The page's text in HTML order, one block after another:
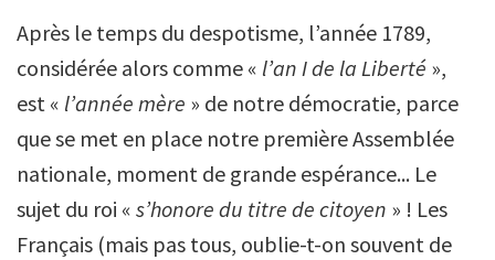
Après le temps du despotisme, l’année 1789,
considérée alors comme « l’an I de la Liberté »,
est « l’année mère » de notre démocratie, parce
que se met en place notre première Assemblée
nationale, moment de grande espérance... Le
sujet du roi « s’honore du titre de citoyen » ! Les
Français (mais pas tous, oublie-t-on souvent de